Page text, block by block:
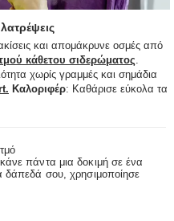
και απομάκρυνε οσμές από
κάθετου σιδερώματος.
χωρίς γραμμές και σημάδια
Καλοριφέρ: Καθάρισε εύκολα τα
πάντα μια δοκιμή σε ένα
δάπεδά σου, χρησιμοποίησε